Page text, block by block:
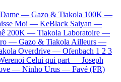
— Gazo & Tiakola 100K —
Moi — KeBlack Saiyan —
200K — Tiakola Laboratoire —
— Gazo & Tiakola Ailleurs —
Overdrive — Ofenbach 1 2 3
Celui qui part — Joseph
— Ninho Urus — Favé (FR)